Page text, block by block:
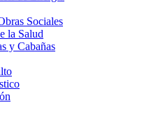
Sociales
la Salud
y Cabañas